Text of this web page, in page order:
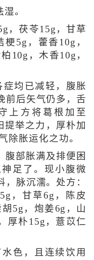
。
，茯苓15g，甘草
5g，藿香10g，
10g，木香10g，
均已减轻，腹胀
前后矢气仍多，舌
上方将葛根加至
提举之力，厚朴加
除胀运化之功。
腹部胀满及排便困
足了。现小腹微
脉沉濡。处方：
，甘草6g，陈皮
5g，炮姜6g，山
厚朴15g，薏苡仁
色，且连续饮用